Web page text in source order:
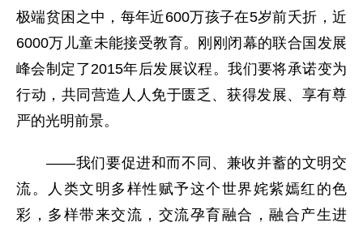
极端贫困之中，每年近600万孩子在5岁前夭折，近
6000万儿童未能接受教育。刚刚闭幕的联合国发展
峰会制定了2015年后发展议程。我们要将承诺变为
行动，共同营造人人免于匮乏、获得发展、享有尊
严的光明前景。
——我们要促进和而不同、兼收并蓄的文明交
流。人类文明多样性赋予这个世界姹紫嫣红的色
彩，多样带来交流，交流孕育融合，融合产生进